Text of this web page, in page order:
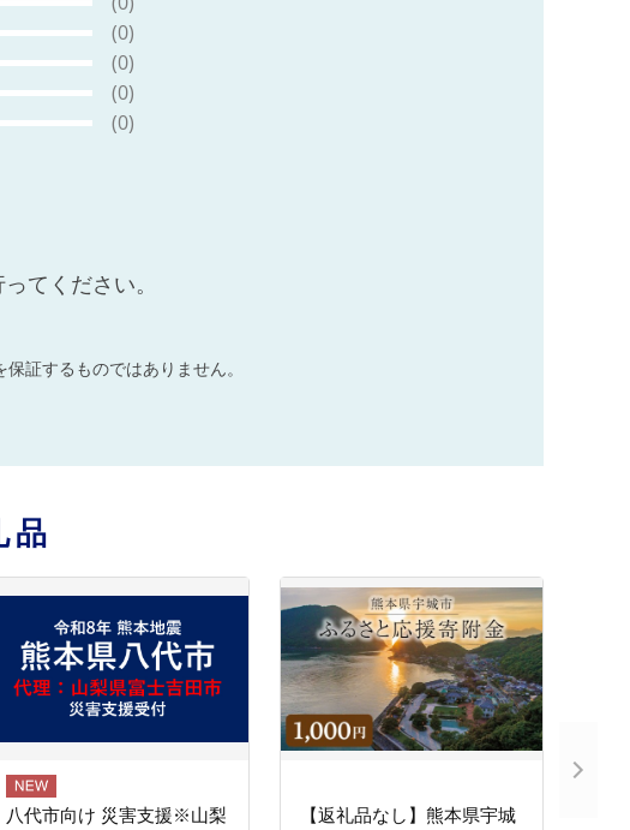
(0)
(0)
(0)
(0)
てください。
証するものではありません。
品
八代市向け 災害支援※山梨
【返礼品なし】熊本県宇城